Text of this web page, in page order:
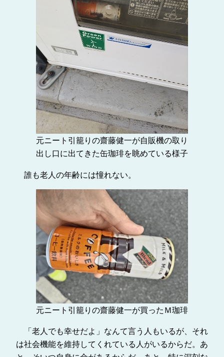
元ニート引籠りの齋藤健一が自販機の取り
出し口に出てきた缶珈琲を眺めている様子
誰も老人の年齢には憧れない。
元ニート引籠りの齋藤健一が買ったＭ珈琲
「老人でも幸せだよ」なんて言う人もいるが、それ
は社会機能を維持してくれている人がいるからだ。あ